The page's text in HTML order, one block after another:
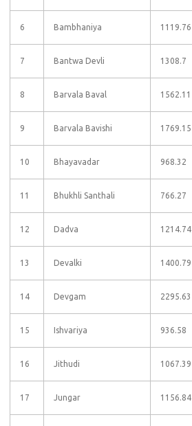
6 Bambhaniya 1119.76
7 Bantwa Devli 1308.7
8 Barvala Baval 1562.11
9 Barvala Bavishi 1769.15
10 Bhayavadar 968.32
11 Bhukhli Santhali 766.27
12 Dadva 1214.74
13 Devalki 1400.79
14 Devgam 2295.63
15 Ishvariya 936.58
16 Jithudi 1067.39
17 Jungar 1156.84